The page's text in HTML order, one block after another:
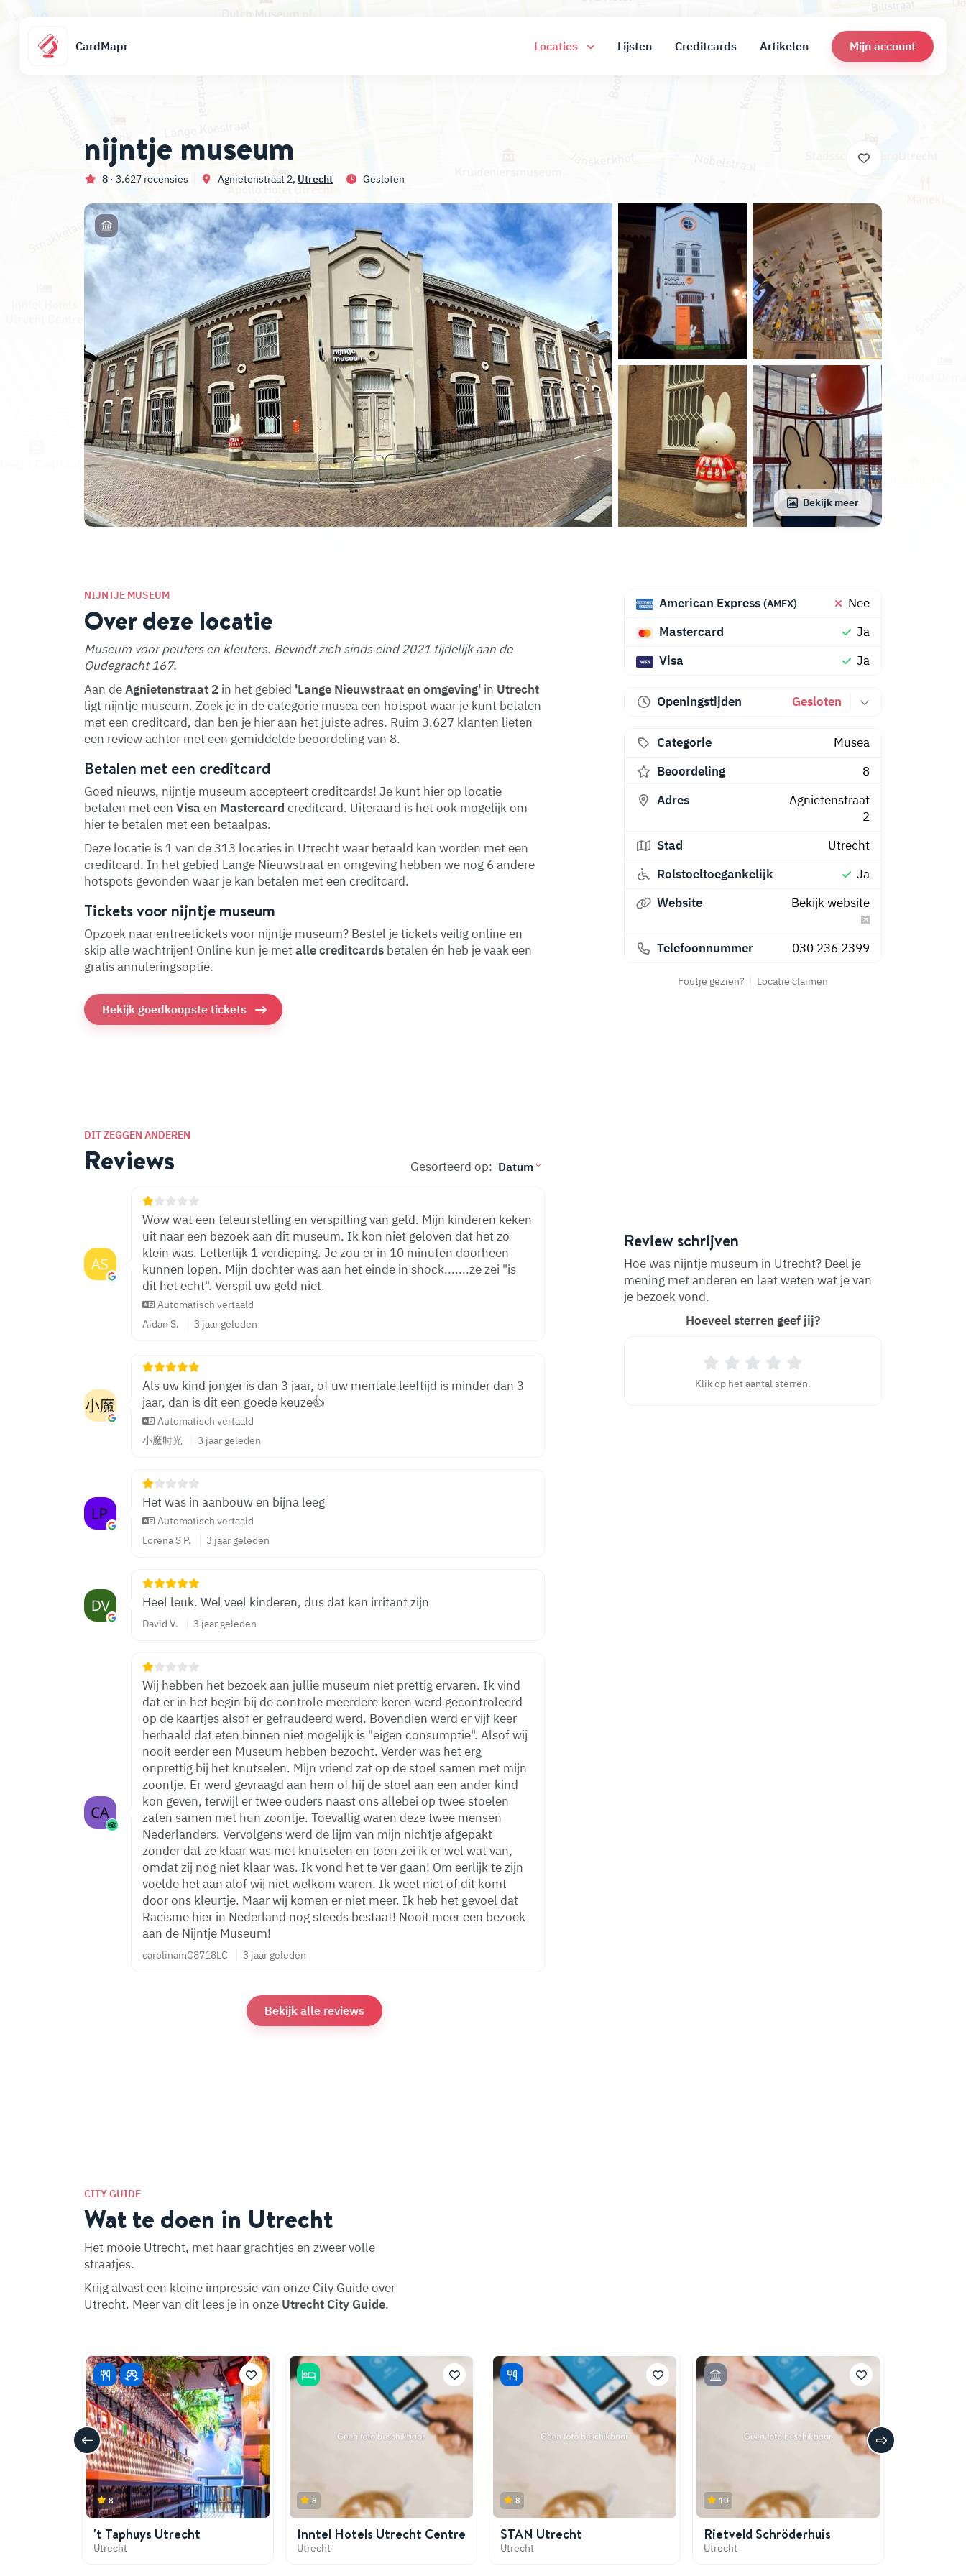
CardMapr Locaties Lijsten Creditcards Artikelen Mijn account
nijntje museum
8 · 3.627 recensies Agnietenstraat 2, Utrecht Gesloten
Bekijk meer
NIJNTJE MUSEUM
Over deze locatie
Museum voor peuters en kleuters. Bevindt zich sinds eind 2021 tijdelijk aan de
Oudegracht 167.
Aan deAgnietenstraat 2 in het gebied 'Lange Nieuwstraat en omgeving' in Utrecht
ligt nijntje museum. Zoek je in de categorie musea een hotspot waar je kunt betalen
met een creditcard, dan ben je hier aan het juiste adres. Ruim 3.627 klanten lieten
een review achter met een gemiddelde beoordeling van 8.
Betalen met een creditcard
Goed nieuws, nijntje museum accepteert creditcards! Je kunt hier op locatie
betalen met een Visa en Mastercard creditcard. Uiteraard is het ook mogelijk om
hier te betalen met een betaalpas.
Deze locatie is 1 van de 313 locaties in Utrecht waar betaald kan worden met een
creditcard. In het gebied Lange Nieuwstraat en omgeving hebben we nog 6 andere
hotspots gevonden waar je kan betalen met een creditcard.
Tickets voor nijntje museum
Opzoek naar entreetickets voor nijntje museum? Bestel je tickets veilig online en
skip alle wachtrijen! Online kun je metalle creditcards betalen én heb je vaak een
gratis annuleringsoptie.
Bekijk goedkoopste tickets
American Express (AMEX)
Nee
Mastercard
Ja
Visa
Ja
Openingstijden Gesloten
Categorie
Musea
Beoordeling
8
Adres
Agnietenstraat
2
Stad
Utrecht
Rolstoeltoegankelijk
Ja
Website
Bekijk website
Telefoonnummer 030 236 2399
Foutje gezien? Locatie claimen
DIT ZEGGEN ANDEREN
Reviews Gesorteerd op:
Wow wat een teleurstelling en verspilling van geld. Mijn kinderen keken
uit naar een bezoek aan dit museum. Ik kon niet geloven dat het zo
klein was. Letterlijk 1 verdieping. Je zou er in 10 minuten doorheen
kunnen lopen. Mijn dochter was aan het einde in shock.......ze zei "is
dit het echt". Verspil uw geld niet.
Automatisch vertaald
Aidan S.
3 jaar geleden
Als uw kind jonger is dan 3 jaar, of uw mentale leeftijd is minder dan 3
jaar, dan is dit een goede keuze👍
Automatisch vertaald
小魔时光
3 jaar geleden
Het was in aanbouw en bijna leeg
Automatisch vertaald
Lorena S P.
3 jaar geleden
Heel leuk. Wel veel kinderen, dus dat kan irritant zijn
David V. 3 jaar geleden
Wij hebben het bezoek aan jullie museum niet prettig ervaren. Ik vind
dat er in het begin bij de controle meerdere keren werd gecontroleerd
op de kaartjes alsof er gefraudeerd werd. Bovendien werd er vijf keer
herhaald dat eten binnen niet mogelijk is "eigen consumptie". Alsof wij
nooit eerder een Museum hebben bezocht. Verder was het erg
onprettig bij het knutselen. Mijn vriend zat op de stoel samen met mijn
zoontje. Er werd gevraagd aan hem of hij de stoel aan een ander kind
kon geven, terwijl er twee ouders naast ons allebei op twee stoelen
zaten samen met hun zoontje. Toevallig waren deze twee mensen
Nederlanders. Vervolgens werd de lijm van mijn nichtje afgepakt
zonder dat ze klaar was met knutselen en toen zei ik er wel wat van,
omdat zij nog niet klaar was. Ik vond het te ver gaan! Om eerlijk te zijn
voelde het aan alof wij niet welkom waren. Ik weet niet of dit komt
door ons kleurtje. Maar wij komen er niet meer. Ik heb het gevoel dat
Racisme hier in Nederland nog steeds bestaat! Nooit meer een bezoek
aan de Nijntje Museum!
carolinamC8718LC 3 jaar geleden
Bekijk alle reviews
Review schrijven
Hoe was nijntje museum in Utrecht? Deel je
mening met anderen en laat weten wat je van
je bezoek vond.
Hoeveel sterren geef jij?
Klik op het aantal sterren.
CITY GUIDE
Wat te doen in Utrecht
Het mooie Utrecht, met haar grachtjes en zweer volle
straatjes.
Krijg alvast een kleine impressie van onze City Guide over
Utrecht. Meer van dit lees je in onze Utrecht City Guide.
8
't Taphuys Utrecht
Utrecht
8
Inntel Hotels Utrecht Centre
Utrecht
8
STAN Utrecht
Utrecht
10
Rietveld Schröderhuis
Utrecht